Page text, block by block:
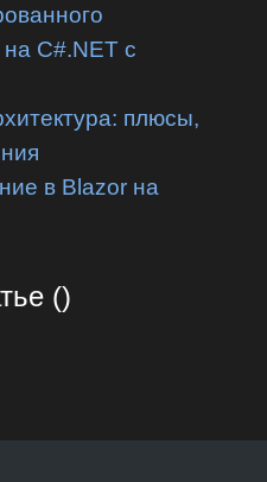
C#.NET с
плюсы,
в Blazor на
()